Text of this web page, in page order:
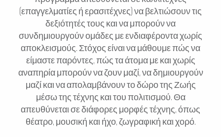
(επαγγελματίες ή ερασιτέχνες) να βελτιώσουν τις
δεξιότητές τους και να μπορούν να
συνδημιουργούν ομάδες με ενδιαφέροντα χωρίς
αποκλεισμούς. Στόχος είναι να μάθουμε πώς να
είμαστε παρόντες, πώς τα άτομα με και χωρίς
αναπηρία μπορούν να ζουν μαζί, να δημιουργούν
μαζί και να απολαμβάνουν το δώρο της Ζωής
μέσω της τέχνης και του πολιτισμού. Θα
απευθύνεται σε διάφορες μορφές τέχνης, όπως
θέατρο, μουσική και ήχο, ζωγραφική και χορό.